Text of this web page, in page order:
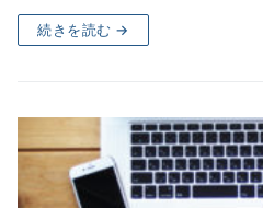
続きを読む →